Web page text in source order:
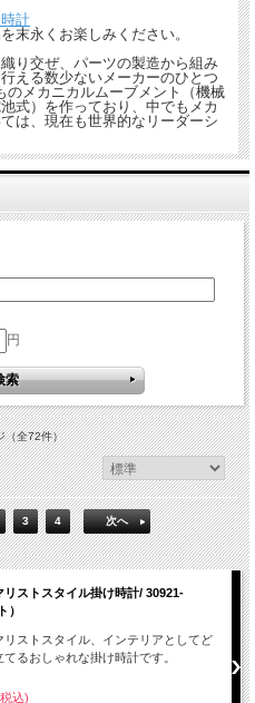
計
末永くお楽しみください。
り交ぜ、パーツの製造から組み
える数少ないメーカーのひとつ
のメカニカルムーブメント（機械
式）を作っており、中でもメカ
は、現在も世界的なリーダーシ
円
（全72件）
3 4 次へ
リストスタイル掛け時計/ 30921-
）
リストスタイル、インテリアとしてど
るおしゃれな掛け時計です。
込)